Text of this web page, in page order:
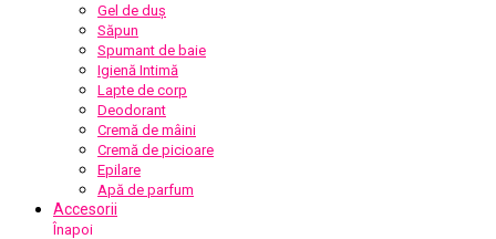
Gel de duș
Săpun
Spumant de baie
Igienă Intimă
Lapte de corp
Deodorant
Cremă de mâini
Cremă de picioare
Epilare
Apă de parfum
Accesorii
Înapoi